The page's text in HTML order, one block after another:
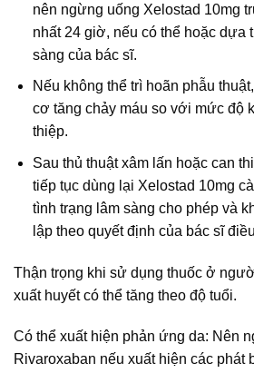
nên ngừng uống Xelostad 10mg
nhất 24 giờ, nếu có thể hoặc dựa
sàng của bác sĩ.
Nếu không thể trì hoãn phẫu
cơ tăng chảy máu so với mức độ
thiệp.
Sau thủ thuật xâm lấn hoặc can
tiếp tục dùng lại Xelostad 10mg
tình trạng lâm sàng cho phép và
lập theo quyết định của bác sĩ
Thận trọng khi sử dụng thuốc ở
xuất huyết có thể tăng theo độ tuổi.
Có thể xuất hiện phản ứng da: Nên
Rivaroxaban nếu xuất hiện các phát